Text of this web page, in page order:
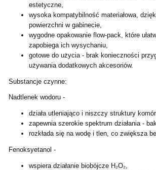
estetyczne,
wysoka kompatybilność materiałowa,
powierzchni w gabinecie,
wygodne opakowanie flow-pack, które
zapobiega ich wysychaniu,
gotowe do użycia - brak konieczności
używaniadodatkowych akcesoriów.
Substancje czynne:
Nadtlenek wodoru -
działa utleniająco i niszczy struktury
zapewnia szerokie spektrum działania -
rozkłada się na wodę i tlen, co zwiększa
Fenoksyetanol -
wspiera działanie biobójcze H₂O₂,